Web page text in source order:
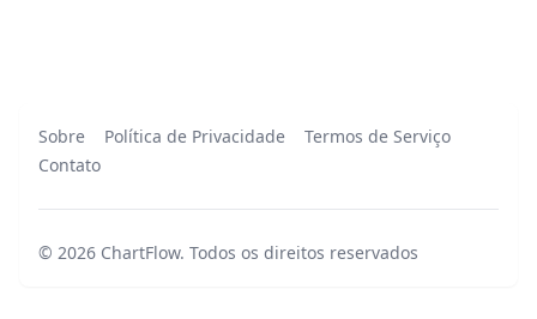
Sobre Política de Privacidade
Termos de Serviço
Contato
© 2026 ChartFlow. Todos os direitos reservados